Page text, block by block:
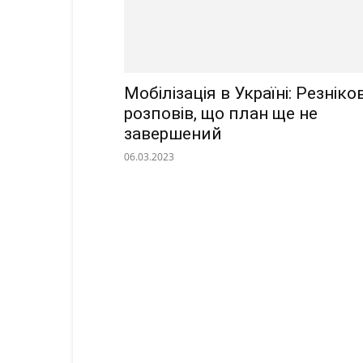
Мобілізація в Україні:
розповів, що план ще не
завершений
06.03.2023